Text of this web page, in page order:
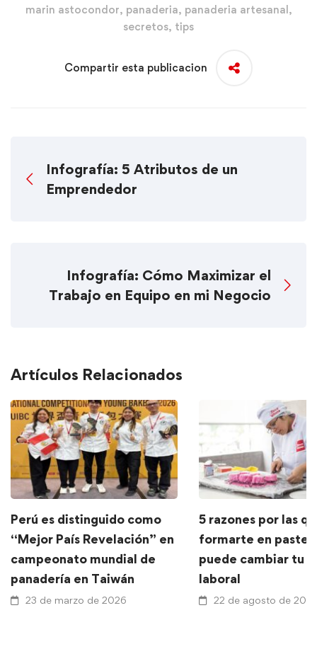
marin astocondor, panaderia, panaderia artesanal,
secretos, tips
Compartir esta publicacion
Infografía: 5 Atributos de un
Emprendedor
Infografía: Cómo Maximizar el
Trabajo en Equipo en mi Negocio
Artículos Relacionados
Perú es distinguido como
“Mejor País Revelación” en
campeonato mundial de
panadería en Taiwán
23 de marzo de 2026
5 razones por las
formarte en
puede cambiar tu
laboral
22 de agosto de